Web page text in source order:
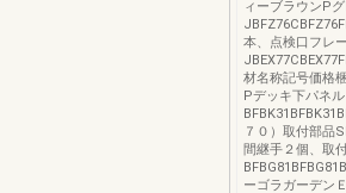
ィーブラウンP
本、点検口フレ
材名称記号価格
Pデッキ下パネ
７０）取付部品
間継手２個、取
ーゴラガーデン